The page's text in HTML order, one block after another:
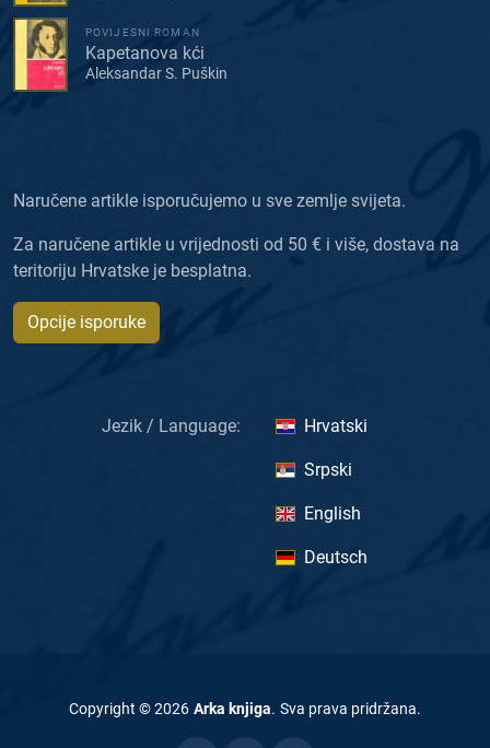
POVIJESNI ROMAN
Kapetanova kći
Aleksandar S. Puškin
Naručene artikle isporučujemo u sve zemlje svijeta.
Za naručene artikle u vrijednosti od 50 € i više, dostava na
teritoriju Hrvatske je besplatna.
Opcije isporuke
Jezik / Language: Hrvatski
Srpski
English
Deutsch
Copyright ©2026 Arka knjiga. Sva prava pridržana.